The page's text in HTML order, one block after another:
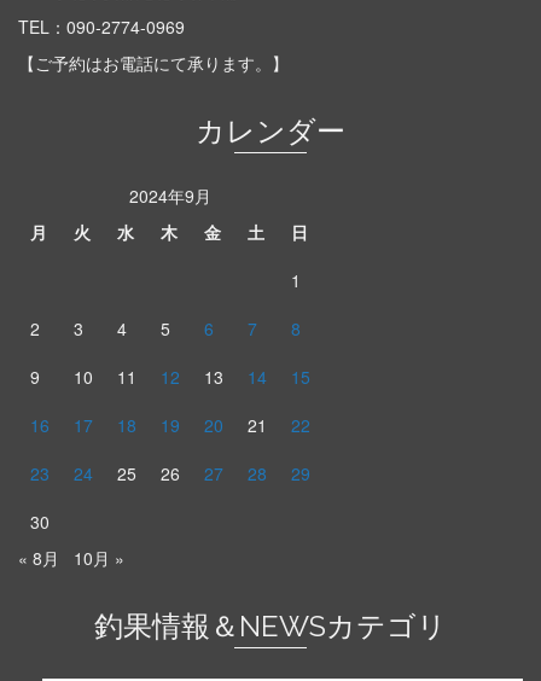
TEL： 090-2774-0969
【ご予約はお電話にて承ります。】
カレンダー
2024年9月
月
火 水 木 金 土
日
1
2
3 4 5 6 7
8
9
10 11 12 13 14
15
16
17 18 19 20 21
22
23
24 25 26 27 28
29
30
« 8月
10月 »
釣果情報＆NEWSカテゴリ